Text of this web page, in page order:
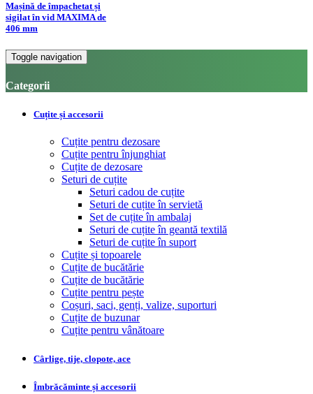
Mașină de împachetat și
sigilat în vid MAXIMA de
406 mm
Toggle navigation
Categorii
Cuțite și accesorii
Cuțite pentru dezosare
Cuțite pentru înjunghiat
Cuțite de dezosare
Seturi de cuțite
Seturi cadou de cuțite
Seturi de cuțite în servietă
Set de cuțite în ambalaj
Seturi de cuțite în geantă textilă
Seturi de cuțite în suport
Cuțite și topoarele
Cuțite de bucătărie
Cuțite de bucătărie
Cuțite pentru pește
Coșuri, saci, genți, valize, suporturi
Cuțite de buzunar
Cuțite pentru vânătoare
Cârlige, tije, clopote, ace
Îmbrăcăminte și accesorii